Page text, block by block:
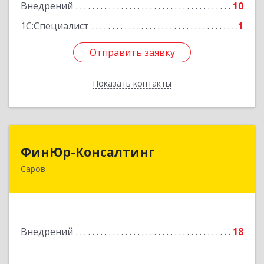
Внедрений
10
1С:Специалист
1
Отправить заявку
Показать контакты
Отправить заявку
Назад
ФинЮр-Консалтинг
Саров
Внедрений 18